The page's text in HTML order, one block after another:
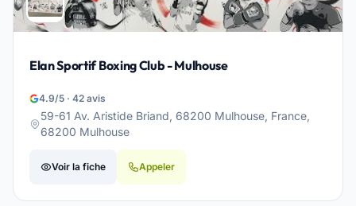
Elan Sportif Boxing Club - Mulhouse
4.9/5 · 42 avis
59-61 Av. Aristide Briand, 68200 Mulhouse, France,
68200 Mulhouse
Voir la fiche Appeler